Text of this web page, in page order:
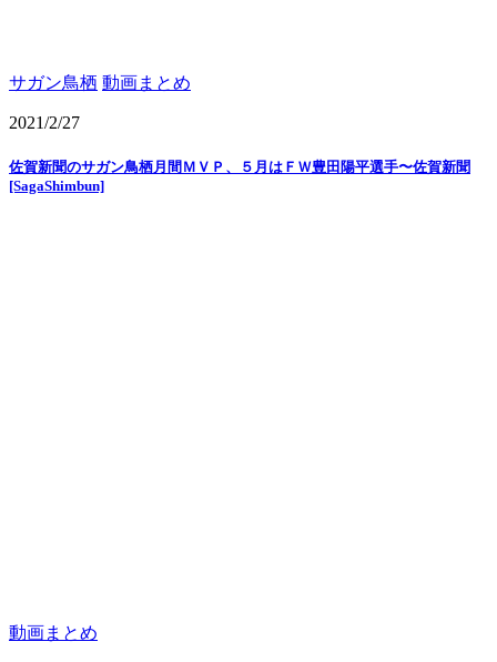
サガン鳥栖 動画まとめ
2021/2/27
佐賀新聞のサガン鳥栖月間ＭＶＰ、５月はＦＷ豊田陽平選手〜佐賀新聞
[SagaShimbun]
動画まとめ